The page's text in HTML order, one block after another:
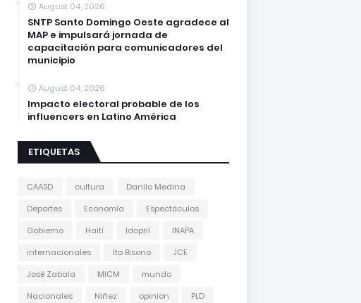
August 04, 2026
SNTP Santo Domingo Oeste agradece al
MAP e impulsará jornada de
capacitación para comunicadores del
municipio
August 04, 2026
Impacto electoral probable de los
influencers en Latino América
ETIQUETAS
CAASD cultura
Danilo Medina
Deportes
Economía
Espectáculos
Gobierno
Haití Idopril
INAPA
internacionales
Ito Bisono
JCE
José Zabala
MICM
mundo
Nacionales
Niñez opinion
PLD